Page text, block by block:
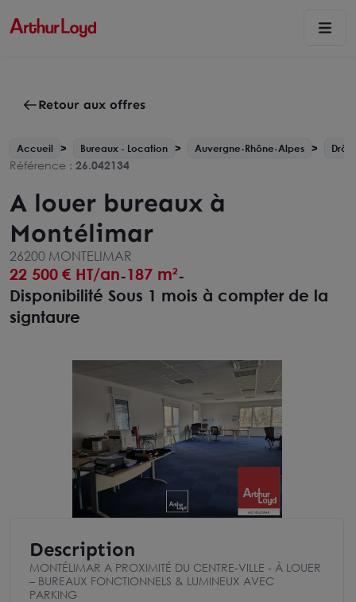
Retour aux offres
Accueil Bureaux - Location Auvergne-Rhône-Alpes
Référence : 26.042134
A louer bureaux à
Montélimar
26200 MONTELIMAR
22 500 € HT/an-187 m²-
Disponibilité Sous 1 mois à compter de la
signtaure
Description
MONTÉLIMAR A PROXIMITÉ DU CENTRE-VILLE - À LOUER
– BUREAUX FONCTIONNELS & LUMINEUX AVEC
PARKING